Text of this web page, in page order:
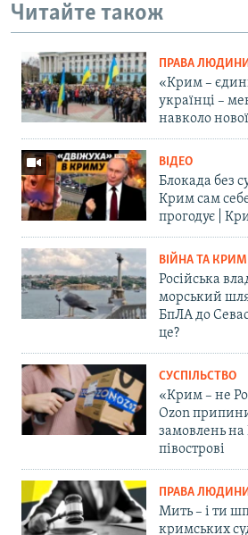
Читайте також
ПРАВА
«Крим –
українці –
навколо
ВІДЕО
Блокада без
Крим сам
прогодує |
ВІЙНА ТА КРИМ
Російська
морський
БпЛА до
це?
СУСПІЛЬСТВО
«Крим – не
Ozon
замовлень
півострові
ПРАВА
Мить – і ти
кримських